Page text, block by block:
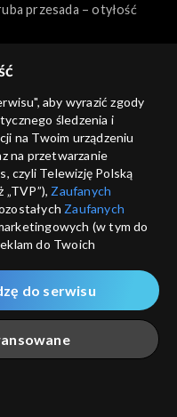
przesada – otyłość
to działa?
Ziemia
to działa?
z tym Bałtykiem?
aby wyrazić zgody
śledzenia i
na Twoim urządzeniu
na przetwarzanie
czyli Telewizję Polską
Zaufanych
Zaufanych
(w tym do
do Twoich
na udostępnianie
odwiedzania przez
zwanych dalej
za pomocą
do serwisu